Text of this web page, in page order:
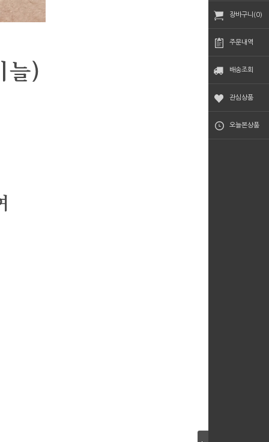
장바구니(0)
주문내역
배송조회
관심상품
오늘본상품